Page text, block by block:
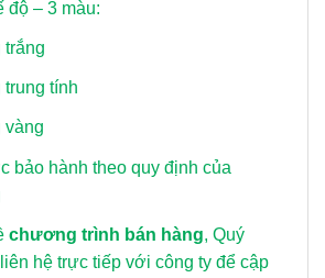
độ – 3 màu:
trắng
trung tính
vàng
bảo hành theo quy định của
chương trình bán hàng, Quý
liên hệ trực tiếp với công ty để cập